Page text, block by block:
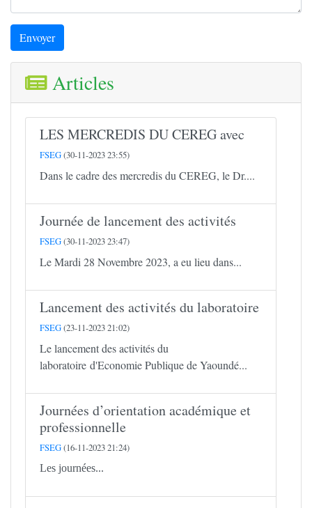
Envoyer
Articles
LES MERCREDIS DU CEREG avec
FSEG(30-11-2023 23:55)
Dans le cadre des mercredis du CEREG, le Dr....
Journée de lancement des activités
FSEG(30-11-2023 23:47)
Le Mardi 28 Novembre 2023, a eu lieu dans...
Lancement des activités du laboratoire
FSEG(23-11-2023 21:02)
Le lancement des activités du
laboratoire d'Economie Publique de Yaoundé...
Journées d’orientation académique et
professionnelle
FSEG(16-11-2023 21:24)
Les journées...